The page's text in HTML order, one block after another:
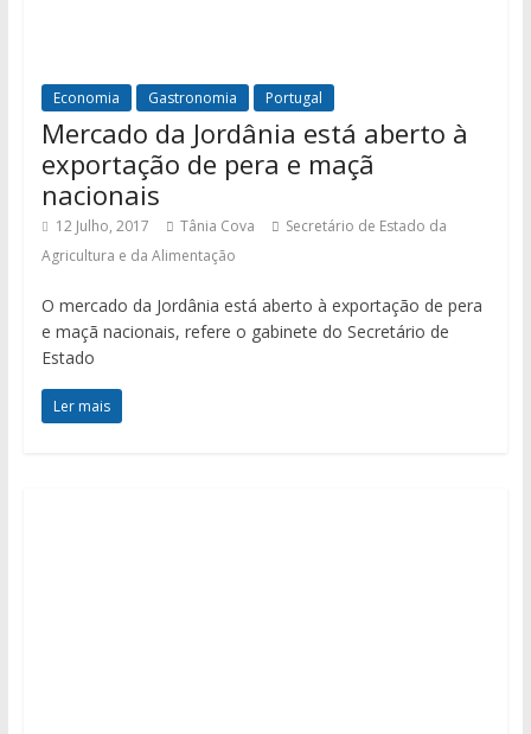
Economia Gastronomia Portugal
Mercado da Jordânia está aberto à
exportação de pera e maçã
nacionais
12 Julho, 2017 Tânia Cova
Secretário de Estado da
Agricultura e da Alimentação
O mercado da Jordânia está aberto à exportação de pera
e maçã nacionais, refere o gabinete do Secretário de
Estado
Ler mais